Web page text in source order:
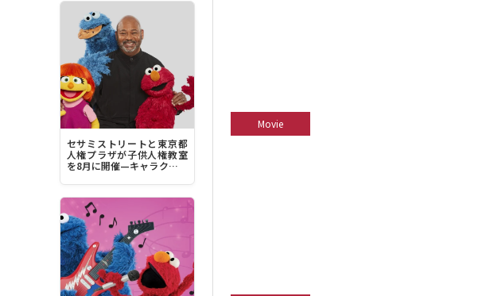
Movie
セサミストリートと東京都
人権プラザが子供人権教室
を8月に開催—キャラクター
リー・ミッチェル来日へ